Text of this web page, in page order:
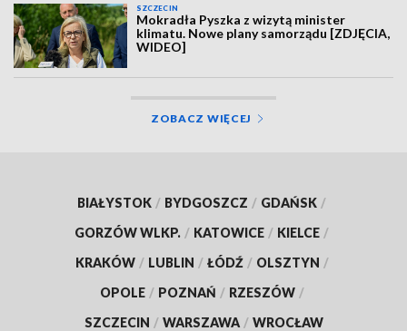
SZCZECIN
Mokradła Pyszka z wizytą minister
klimatu. Nowe plany samorządu [ZDJĘCIA,
WIDEO]
ZOBACZ WIĘCEJ
BIAŁYSTOK / BYDGOSZCZ / GDAŃSK /
GORZÓW WLKP. / KATOWICE / KIELCE /
KRAKÓW / LUBLIN / ŁÓDŹ / OLSZTYN /
OPOLE / POZNAŃ / RZESZÓW /
SZCZECIN / WARSZAWA / WROCŁAW